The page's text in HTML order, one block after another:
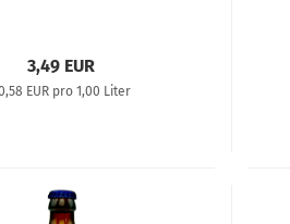
3,49 EUR
EUR pro 1,00 Liter